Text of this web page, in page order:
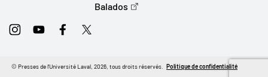
Balados
InstagramYoutubeFacebookTwitter
© Presses de l'Université Laval, 2026, tous droits réservés. Politique de confidentialité